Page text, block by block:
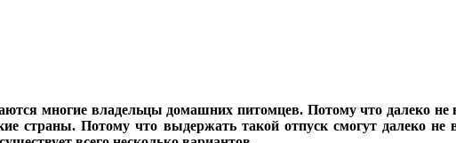
многие владельцы домашних питомцев. Потому что далеко не
страны. Потому что выдержать такой отпуск смогут далеко не